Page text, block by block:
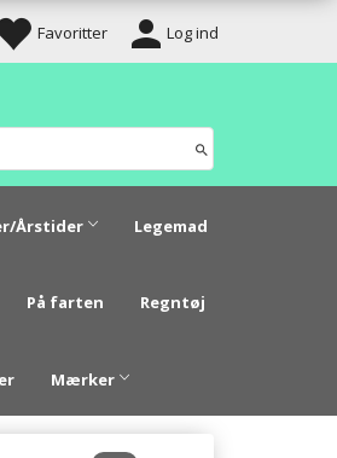
Favoritter Log ind
Årstider Legemad
På farten Regntøj
Mærker